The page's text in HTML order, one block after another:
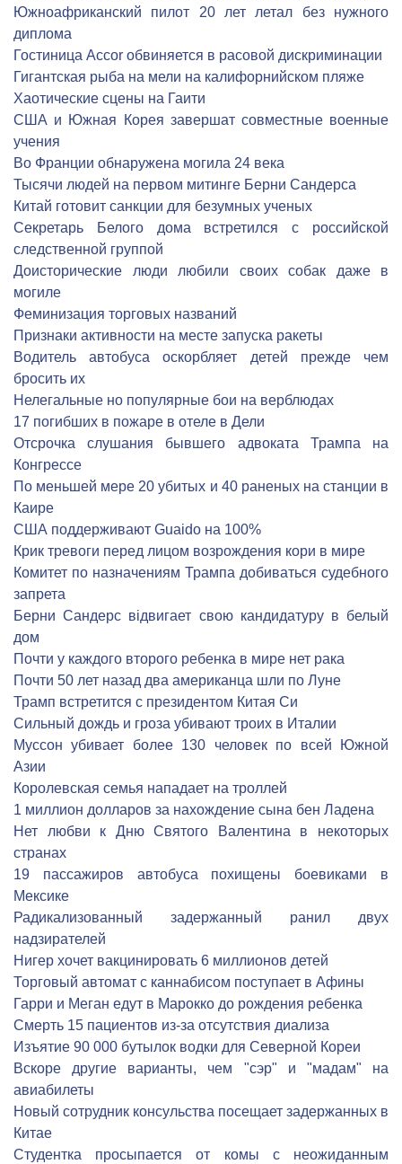
Южноафриканский пилот 20 лет летал без нужного
диплома
Гостиница Accor обвиняется в расовой дискриминации
Гигантская рыба на мели на калифорнийском пляже
Хаотические сцены на Гаити
США и Южная Корея завершат совместные военные
учения
Во Франции обнаружена могила 24 века
Тысячи людей на первом митинге Берни Сандерса
Китай готовит санкции для безумных ученых
Секретарь Белого дома встретился с российской
следственной группой
Доисторические люди любили своих собак даже в
могиле
Феминизация торговых названий
Признаки активности на месте запуска ракеты
Водитель автобуса оскорбляет детей прежде чем
бросить их
Нелегальные но популярные бои на верблюдах
17 погибших в пожаре в отеле в Дели
Отсрочка слушания бывшего адвоката Трампа на
Конгрессе
По меньшей мере 20 убитых и 40 раненых на станции в
Каире
США поддерживают Guaido на 100%
Крик тревоги перед лицом возрождения кори в мире
Комитет по назначениям Трампа добиваться судебного
запрета
Берни Сандерс відвигает свою кандидатуру в белый
дом
Почти у каждого второго ребенка в мире нет рака
Почти 50 лет назад два американца шли по Луне
Трамп встретится с президентом Китая Си
Сильный дождь и гроза убивают троих в Италии
Муссон убивает более 130 человек по всей Южной
Азии
Королевская семья нападает на троллей
1 миллион долларов за нахождение сына бен Ладена
Нет любви к Дню Святого Валентина в некоторых
странах
19 пассажиров автобуса похищены боевиками в
Мексике
Радикализованный задержанный ранил двух
надзирателей
Нигер хочет вакцинировать 6 миллионов детей
Торговый автомат с каннабисом поступает в Афины
Гарри и Меган едут в Марокко до рождения ребенка
Cмерть 15 пациентов из-за отсутствия диализа
Изъятие 90 000 бутылок водки для Северной Кореи
Вскоре другие варианты, чем "сэр" и "мадам" на
авиабилеты
Новый сотрудник консульства посещает задержанных в
Китае
Студентка просыпается от комы с неожиданным